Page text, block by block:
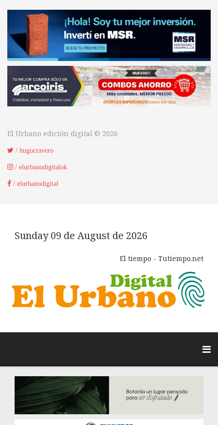
El Urbano edición digital © 2026
/ hugocravero
/ elurbanodigitalok
/ elurbanodigital
Sunday 09 de August de 2026
El tiempo - Tutiempo.net